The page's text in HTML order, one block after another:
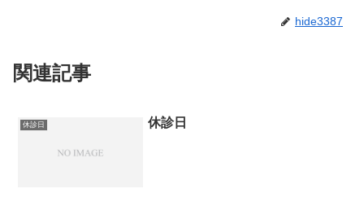
hide3387
関連記事
休診日 休診日